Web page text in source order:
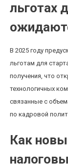
льготах
В 2025 году
льготам для
получения, что
технологичных
связанные с
по кадровой
Как